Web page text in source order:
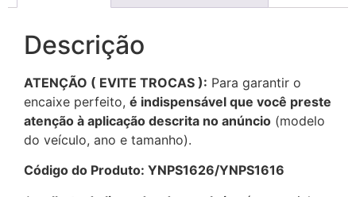
Descrição
ATENÇÃO ( EVITE TROCAS ): Para garantir o
encaixe perfeito, é indispensável que você preste
atenção à aplicação descrita no anúncio (modelo
do veículo, ano e tamanho).
Código do Produto: YNPS1626/YNPS1616